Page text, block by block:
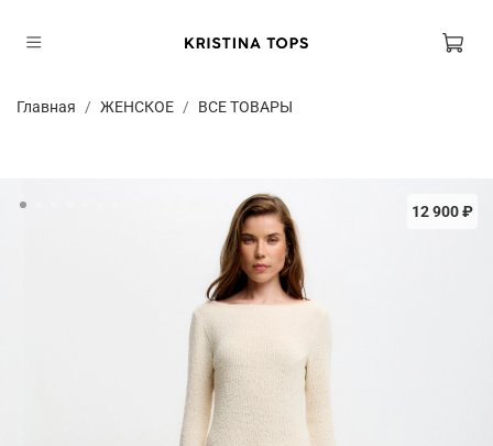
Главная ЖЕНСКОЕ ВСЕ ТОВАРЫ
12 900 ₽